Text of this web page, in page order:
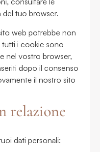
del tuo browser.
web potrebbe non
i cookie sono
nel vostro browser,
dopo il consenso
il nostro sito
relazione
dati personali: